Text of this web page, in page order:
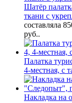
Шатёр
ткани с
составляла
руб..
Палатка
4-местная, с
Накладка на